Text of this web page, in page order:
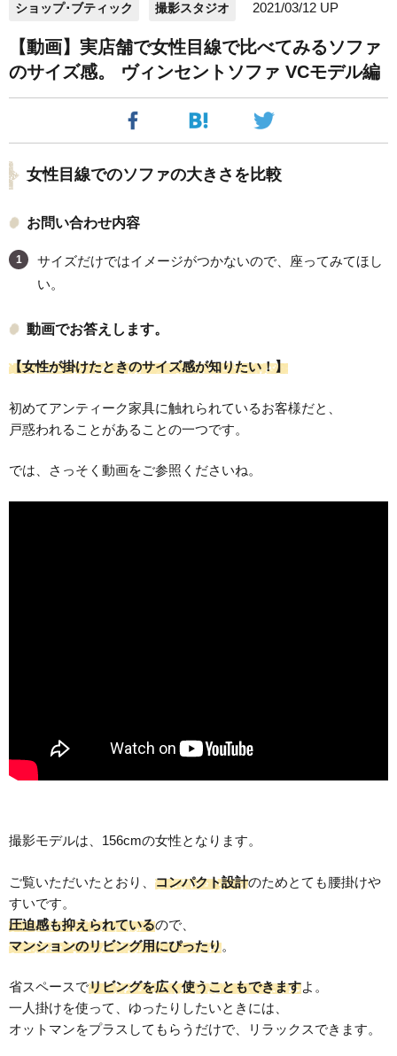
ショップ･ブティック
撮影スタジオ 2021/03/12 UP
【動画】実店舗で女性目線で比べてみるソファ
のサイズ感。 ヴィンセントソファ VCモデル編
女性目線でのソファの大きさを比較
お問い合わせ内容
サイズだけではイメージがつかないので、座ってみてほし
い。
動画でお答えします。
【女性が掛けたときのサイズ感が知りたい！】
初めてアンティーク家具に触れられているお客様だと、
戸惑われることがあることの一つです。
では、さっそく動画をご参照くださいね。
撮影モデルは、156cmの女性となります。
ご覧いただいたとおり、 コンパクト設計のためとても腰掛けや
すいです。
圧迫感も抑えられているので、
マンションのリビング用にぴったり。
省スペースでリビングを広く使うこともできますよ。
一人掛けを使って、ゆったりしたいときには、
オットマンをプラスしてもらうだけで、リラックスできます。